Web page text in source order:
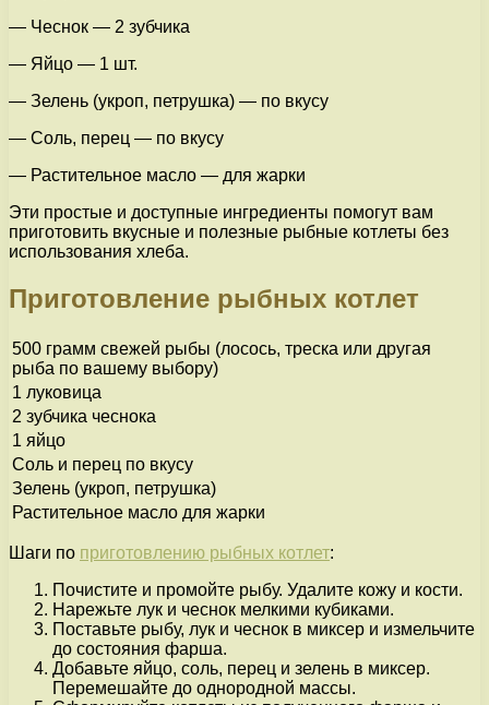
— Чеснок — 2 зубчика
— Яйцо — 1 шт.
— Зелень (укроп, петрушка) — по вкусу
— Соль, перец — по вкусу
— Растительное масло — для жарки
Эти простые и доступные ингредиенты помогут вам
приготовить вкусные и полезные рыбные котлеты без
использования хлеба.
Приготовление рыбных котлет
500 грамм свежей рыбы (лосось, треска или другая
рыба по вашему выбору)
1 луковица
2 зубчика чеснока
1 яйцо
Соль и перец по вкусу
Зелень (укроп, петрушка)
Растительное масло для жарки
Шаги по приготовлению рыбных котлет:
Почистите и промойте рыбу. Удалите кожу и кости.
Нарежьте лук и чеснок мелкими кубиками.
Поставьте рыбу, лук и чеснок в миксер и измельчите
до состояния фарша.
Добавьте яйцо, соль, перец и зелень в миксер.
Перемешайте до однородной массы.